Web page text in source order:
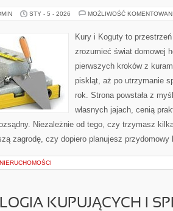
STY - 5 - 2026 MOŻLIWOŚĆ
Kury i Koguty to
zrozumieć świat domowej
pierwszych kroków z
piskląt, aż po utrzymanie
rok. Strona powstała z
własnych jajach, cenią
Niezależnie od tego, czy trzymasz
zagrodę, czy dopiero planujesz
NIERUCHOMOŚCI
KUPUJĄCYCH I